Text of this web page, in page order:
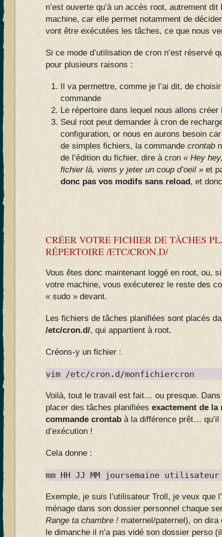
n’est ouverte qu’à un accès root, autrement dit
machine, car elle permet notamment de
vont être exécutées les tâches, ce que nous
Si ce mode d’utilisation de cron n’est réservé
pour plusieurs raisons :
Il va permettre, comme je l’ai dit, de
commande
Le répertoire dans lequel nous allons
Seul root peut demander à cron de
configuration, or nous en aurons besoin
de simples fichiers, la commande crontab
de l’édition du fichier, dire à cron « Hey
fichier là, viens y jeter un coup d’oeil » et
donc pas vos modifs sans reload, et
CRÉER VOTRE FICHIER DE TÂCHES
RÉPERTOIRE /ETC/CRON.D/
Vous êtes donc maintenant loggé en root, ou,
votre machine, vous exécuterez le reste des
« sudo » devant.
Les fichiers de tâches planifiées sont placés
/etc/cron.d/, qui appartient à root.
Créons-y un fichier :
vim /etc/cron.d/monfichiercron
Voilà, tout le travail est fait… ou presque.
placer des tâches planifiées exactement de la
commande crontab à la différence prêt… qu’il
d’exécution !
Cela donne :
mm HH JJ MM joursemaine utilisateur
Exemple, je suis l’utilisateur Troll, je veux que
ménage dans son dossier personnel chaque
Range ta chambre ! maternel/paternel), on dira
le dimanche il n’a pas vidé son dossier perso